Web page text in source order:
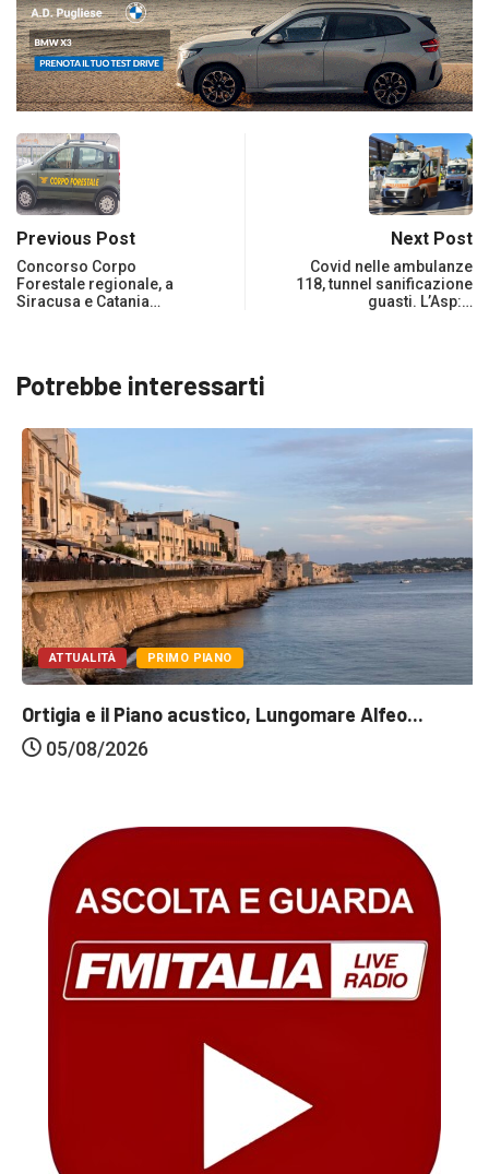
Previous Post
Concorso Corpo
Forestale regionale, a
Siracusa e Catania…
Next Post
Covid nelle ambulanze
118, tunnel sanificazione
guasti. L’Asp:…
Potrebbe interessarti
ATTUALITÀ PRIMO PIANO
Ortigia e il Piano acustico, Lungomare Alfeo...
05/08/2026